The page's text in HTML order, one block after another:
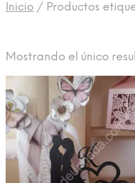
Inicio / Productos
Mostrando el único